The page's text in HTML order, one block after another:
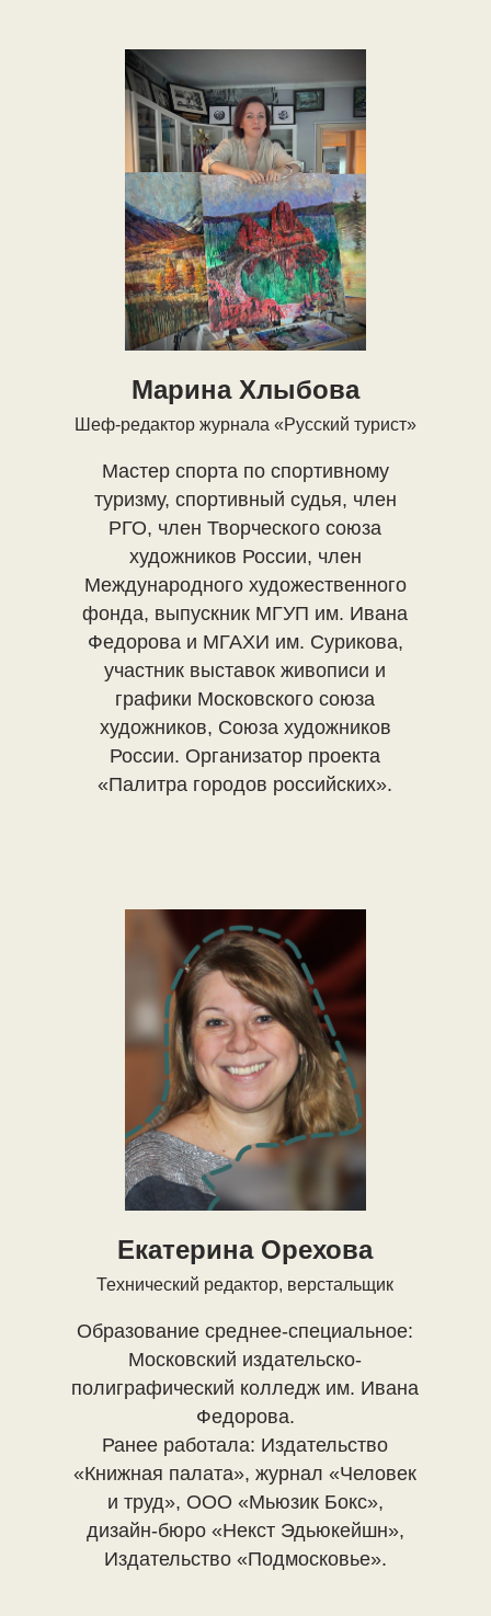
Марина Хлыбова
Шеф-редактор журнала «Русский турист»
Мастер спорта по спортивному
туризму, спортивный судья, член
РГО, член Творческого союза
художников России, член
Международного художественного
фонда, выпускник МГУП им. Ивана
Федорова и МГАХИ им. Сурикова,
участник выставок живописи и
графики Московского союза
художников, Союза художников
России. Организатор проекта
«Палитра городов российских».
Екатерина Орехова
Технический редактор, верстальщик
Образование среднее-специальное:
Московский издательско-
полиграфический колледж им. Ивана
Федорова.
Ранее работала: Издательство
«Книжная палата», журнал «Человек
и труд», ООО «Мьюзик Бокс»,
дизайн-бюро «Некст Эдьюкейшн»,
Издательство «Подмосковье».